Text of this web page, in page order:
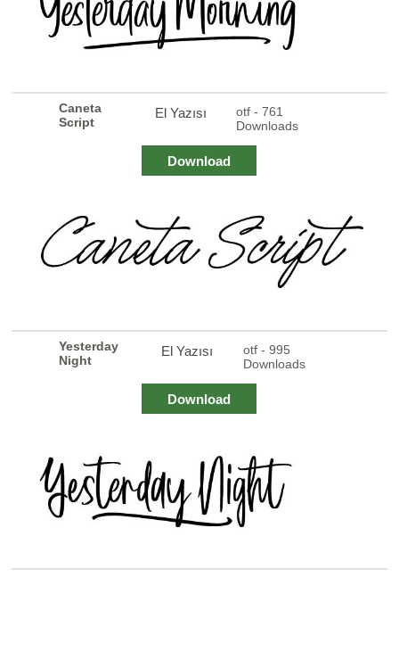
Caneta
Script
El Yazısı
otf - 761
Downloads
Download
Yesterday
Night
El Yazısı
otf - 995
Downloads
Download